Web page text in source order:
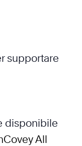
supportare
disponibile
All